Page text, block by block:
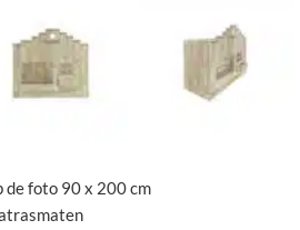
de foto 90 x 200 cm